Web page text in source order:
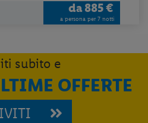
da885 €
a persona per 7 notti
subito e
OFFERTE